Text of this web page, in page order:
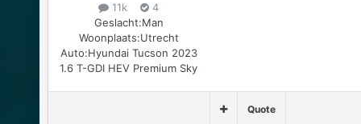
11k
4
Geslacht:Man
Woonplaats:Utrecht
Auto:Hyundai Tucson 2023
1.6 T-GDI HEV Premium Sky
Quote